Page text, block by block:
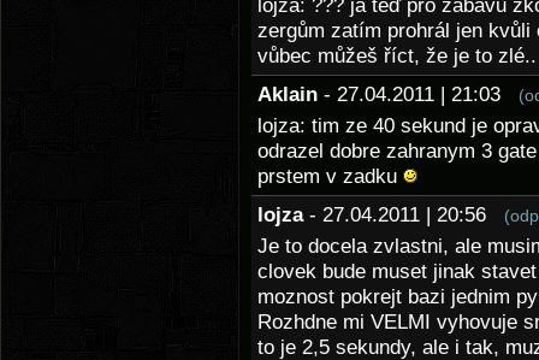
lojza: ??? já teď pro zábavu
zergům zatím prohrál jen
vůbec můžeš říct, že je to zlé..
Aklain - 27.04.2011 | 21:03
lojza: tim ze 40 sekund je
odrazel dobre zahranym 3
prstem v zadku
lojza - 27.04.2011 | 20:56
Je to docela zvlastni, ale
clovek bude muset jinak
moznost pokrejt bazi jednim
Rozhdne mi VELMI vyhovuje
to je 2,5 sekundy, ale i tak,